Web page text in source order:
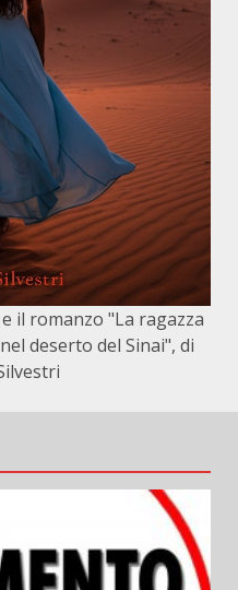
il romanzo "La ragazza
deserto del Sinai", di